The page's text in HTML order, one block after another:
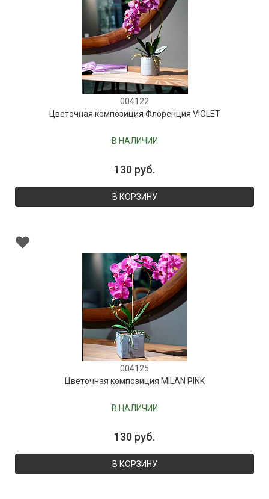
004122
Цветочная композиция Флоренция VIOLET
В НАЛИЧИИ
130 руб.
В КОРЗИНУ
004125
Цветочная композиция MILAN PINK
В НАЛИЧИИ
130 руб.
В КОРЗИНУ